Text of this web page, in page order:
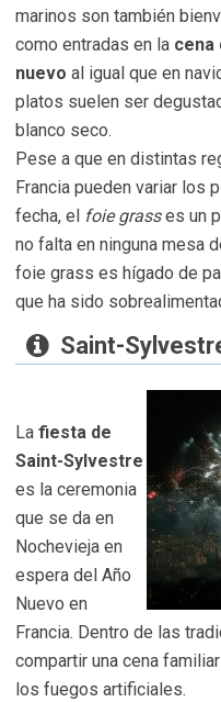
marinos son también
como entradas en la cena
nuevo al igual que en
platos suelen ser
blanco seco.
Pese a que en distintas
Francia pueden variar los
fecha, el foie grasses un
no falta en ninguna mesa
foie grass es hígado de
que ha sido
Saint-
La fiesta de
Saint-Sylvestre
es la ceremonia
que se da en
Nochevieja en
espera del Año
Nuevo en
Francia. Dentro de las
compartir una cena
los fuegos artificiales.